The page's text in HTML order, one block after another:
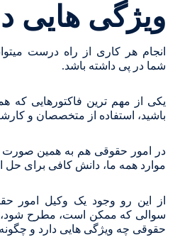
ویژگی هایی
انجام هر کاری از راه درست
شما در پی داشته باشد.
یکی از مهم‌ ترین فاکتورهایی که
باشید، ‌استفاده از متخصصان و
در امور حقوقی هم به همین صورت
موارد همه ما، دانش کافی برای حل
از این رو وجود یک وکیل امور
سوالی که ممکن است، مطرح شود،
حقوقی چه ویژگی‌ هایی دارد و چگونه